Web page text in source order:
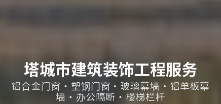
塔城市建筑装饰工程服务
铝合金门窗·塑钢门窗·玻璃幕墙·铝单板幕
墙·办公隔断·楼梯栏杆